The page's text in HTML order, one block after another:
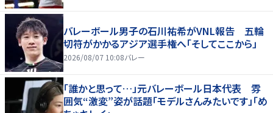
バレーボール男子の石川祐希がVNL報告 五輪
切符がかかるアジア選手権へ「そしてここから」
2026/08/07 10:08バレー
「誰かと思って…」元バレーボール日本代表 雰
囲気“激変”姿が話題「モデルさんみたいです」「め